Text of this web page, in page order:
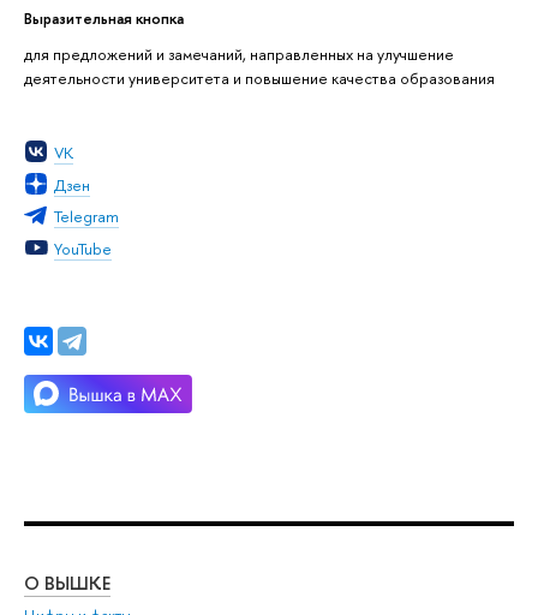
Выразительная кнопка
для предложений и замечаний, направленных на улучшение
деятельности университета и повышение качества образования
VK
Дзен
Telegram
YouTube
О ВЫШКЕ